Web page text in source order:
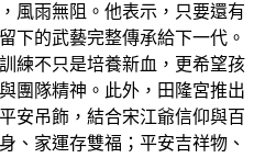
風雨無阻。他表示，只要還有
下的武藝完整傳承給下一代。
練不只是培養新血，更希望孩
團隊精神。此外，田隆宮推出
安吊飾，結合宋江爺信仰與百
、家運存雙福；平安吉祥物、